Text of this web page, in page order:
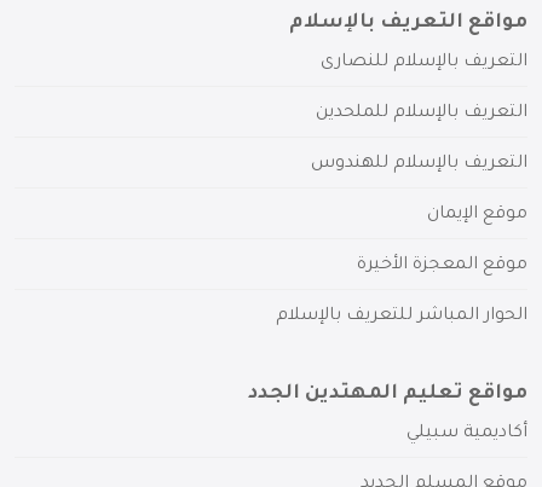
مواقع التعريف بالإسلام
التعريف بالإسلام للنصارى
التعريف بالإسلام للملحدين
التعريف بالإسلام للهندوس
موقع الإيمان
موقع المعجزة الأخيرة
الحوار المباشر للتعريف بالإسلام
مواقع تعليم المهتدين الجدد
أكاديمية سبيلي